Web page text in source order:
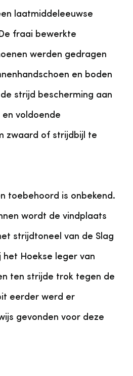
laatmiddeleeuwse
fraai bewerkte
werden gedragen
en boden
strijd bescherming aan
en voldoende
zwaard of strijdbijl te
toebehoord is onbekend.
wordt de vindplaats
strijdtoneel van de Slag
het Hoekse leger van
ten strijde trok tegen de
eerder werd er
gevonden voor deze